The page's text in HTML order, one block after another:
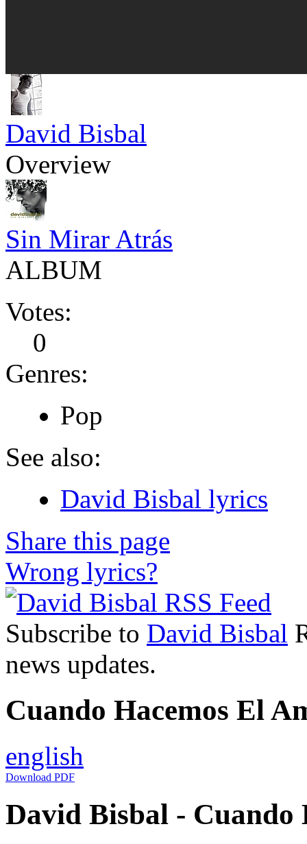
David Bisbal
Overview
Sin Mirar Atrás
ALBUM
Votes:
0
Genres:
Pop
See also:
David Bisbal lyrics
Share this page
Wrong lyrics?
Subscribe to David Bisbal
news updates.
Cuando Hacemos El
english
Download PDF
David Bisbal - Cuando